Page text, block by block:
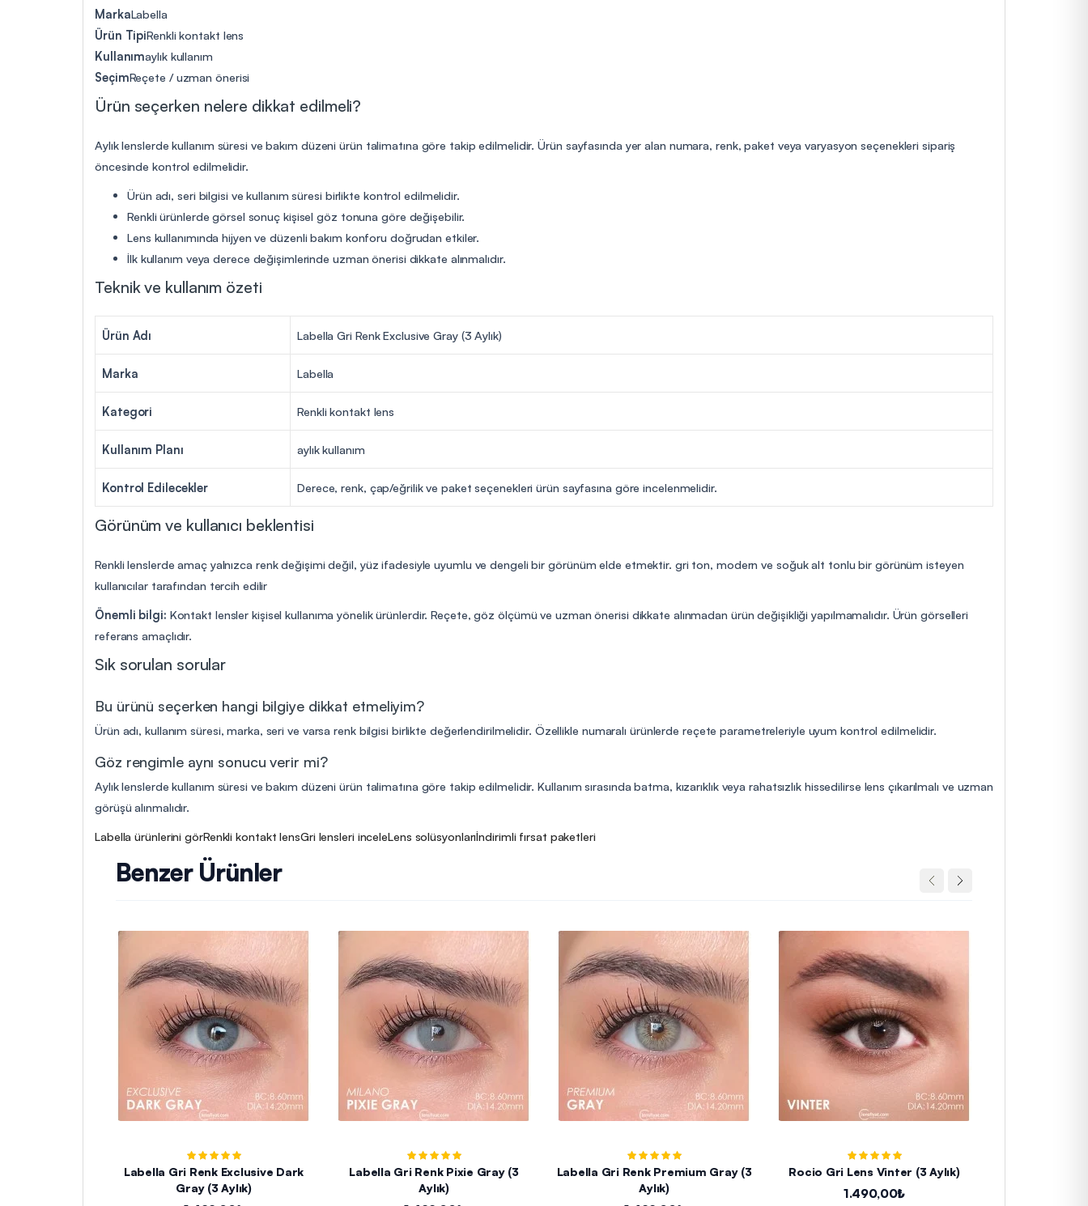
MarkaLabella
Ürün TipiRenkli kontakt lens
Kullanımaylık kullanım
SeçimReçete / uzman önerisi
Ürün seçerken nelere dikkat edilmeli?
Aylık lenslerde kullanım süresi ve bakım düzeni ürün talimatına göre takip edilmelidir. Ürün sayfasında yer alan numara, renk, paket veya varyasyon seçenekleri sipariş
öncesinde kontrol edilmelidir.
Ürün adı, seri bilgisi ve kullanım süresi birlikte kontrol edilmelidir.
Renkli ürünlerde görsel sonuç kişisel göz tonuna göre değişebilir.
Lens kullanımında hijyen ve düzenli bakım konforu doğrudan etkiler.
İlk kullanım veya derece değişimlerinde uzman önerisi dikkate alınmalıdır.
Teknik ve kullanım özeti
Ürün Adı Labella Gri Renk Exclusive Gray (3 Aylık)
Marka Labella
Kategori Renkli kontakt lens
Kullanım Planı aylık kullanım
Kontrol Edilecekler Derece, renk, çap/eğrilik ve paket seçenekleri ürün sayfasına göre incelenmelidir.
Görünüm ve kullanıcı beklentisi
Renkli lenslerde amaç yalnızca renk değişimi değil, yüz ifadesiyle uyumlu ve dengeli bir görünüm elde etmektir. gri ton, modern ve soğuk alt tonlu bir görünüm isteyen
kullanıcılar tarafından tercih edilir
Önemli bilgi: Kontakt lensler kişisel kullanıma yönelik ürünlerdir. Reçete, göz ölçümü ve uzman önerisi dikkate alınmadan ürün değişikliği yapılmamalıdır. Ürün görselleri
referans amaçlıdır.
Sık sorulan sorular
Bu ürünü seçerken hangi bilgiye dikkat etmeliyim?
Ürün adı, kullanım süresi, marka, seri ve varsa renk bilgisi birlikte değerlendirilmelidir. Özellikle numaralı ürünlerde reçete parametreleriyle uyum kontrol edilmelidir.
Göz rengimle aynı sonucu verir mi?
Aylık lenslerde kullanım süresi ve bakım düzeni ürün talimatına göre takip edilmelidir. Kullanım sırasında batma, kızarıklık veya rahatsızlık hissedilirse lens çıkarılmalı ve uzman
görüşü alınmalıdır.
Labella ürünlerini görRenkli kontakt lensGri lensleri inceleLens solüsyonlarıİndirimli fırsat paketleri
Benzer Ürünler
Labella Gri Renk Exclusive Dark
Gray (3 Aylık)
Labella Gri Renk Pixie Gray (3
Aylık)
Labella Gri Renk Premium Gray (3
Aylık)
Rocio Gri Lens Vinter (3 Aylık)
1.490,00₺